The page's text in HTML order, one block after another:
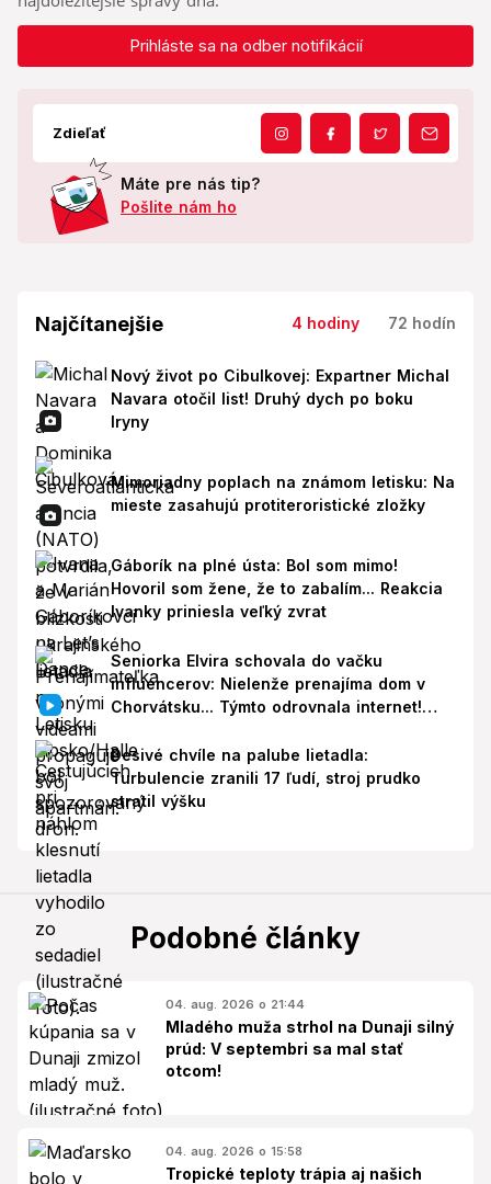
Prihláste sa na odber notifikácií
Zdieľať
Máte pre nás tip?
Pošlite nám ho
Najčítanejšie 4 hodiny 72 hodín
Nový život po Cibulkovej: Expartner Michal
Navara otočil list! Druhý dych po boku
Iryny
Mimoriadny poplach na známom letisku: Na
mieste zasahujú protiteroristické zložky
Gáborík na plné ústa: Bol som mimo!
Hovoril som žene, že to zabalím... Reakcia
Ivanky priniesla veľký zvrat
Seniorka Elvira schovala do vačku
influencerov: Nielenže prenajíma dom v
Chorvátsku... Týmto odrovnala internet!
Desivé chvíle na palube lietadla:
Turbulencie zranili 17 ľudí, stroj prudko
stratil výšku
Podobné články
04. aug. 2026 o 21:44
Mladého muža strhol na Dunaji silný
prúd: V septembri sa mal stať
otcom!
04. aug. 2026 o 15:58
Tropické teploty trápia aj našich